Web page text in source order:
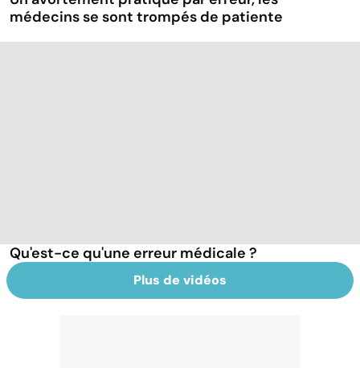
médecins se sont trompés de patiente
Qu'est-ce qu'une erreur médicale ?
Plus de vidéos